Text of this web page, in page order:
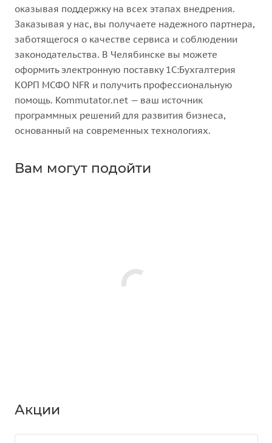
оказывая поддержку на всех этапах внедрения.
Заказывая у нас, вы получаете надежного партнера,
заботящегося о качестве сервиса и соблюдении
законодательства. В Челябинске вы можете
оформить электронную поставку 1С:Бухгалтерия
КОРП МСФО NFR и получить профессиональную
помощь. Kommutator.net — ваш источник
программных решений для развития бизнеса,
основанный на современных технологиях.
Вам могут подойти
Акции